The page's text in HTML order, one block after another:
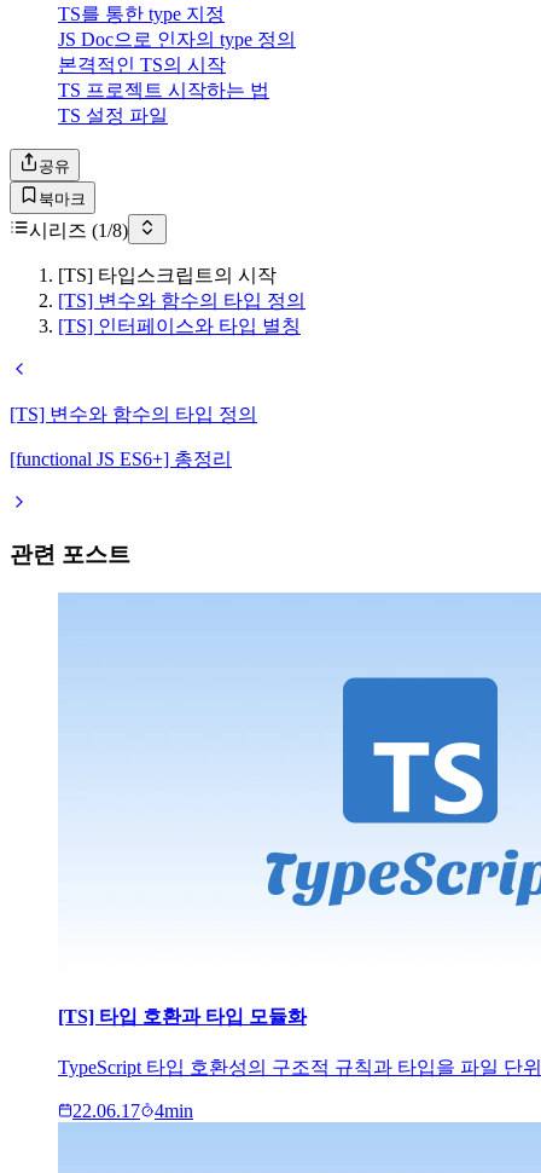
TS를 통한 type 지정
JS Doc으로 인자의 type 정의
본격적인 TS의 시작
TS 프로젝트 시작하는 법
TS 설정 파일
공유
북마크
시리즈 (1/8)
[TS] 타입스크립트의 시작
[TS] 변수와 함수의 타입 정의
[TS] 인터페이스와 타입 별칭
[TS] 변수와 함수의 타입 정의
[functional JS ES6+] 총정리
관련 포스트
[TS] 타입 호환과 타입 모듈화
TypeScript 타입 호환성의 구조적 규칙과 타입을 파일 단
22.06.17 4min